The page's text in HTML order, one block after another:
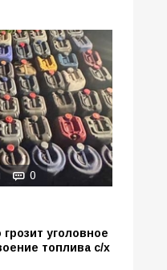
0
уголовное
топлива с/х